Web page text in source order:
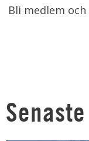
Bli medlem